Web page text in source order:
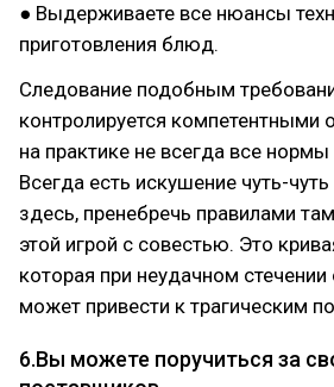
● Выдерживаете все нюансы
приготовления блюд.
Следование подобным
контролируется компетентными
на практике не всегда все
Всегда есть искушение чуть-
здесь, пренебречь правилами
этой игрой с совестью. Это
которая при неудачном стечении
может привести к трагическим
6.Вы можете поручиться за